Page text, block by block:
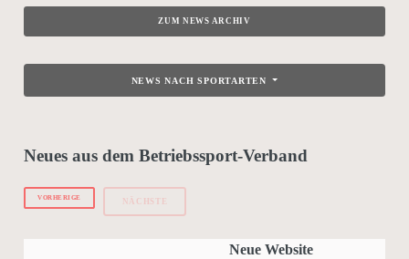
ZUM NEWS ARCHIV
NEWS NACH SPORTARTEN
Neues aus dem Betriebssport-Verband
VORHERIGE NÄCHSTE
Neue Website